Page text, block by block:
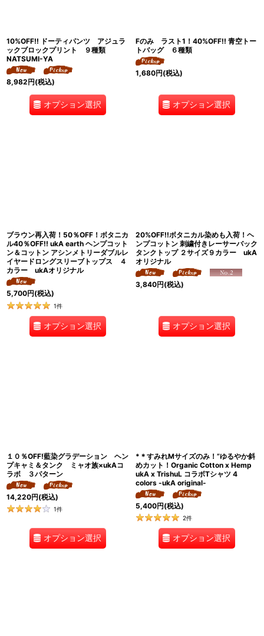
10%OFF!! ドーティパンツ アジュラ
ックブロックプリント ９種類
NATSUMI-YA
8,982円(税込)
オプション選択
Fのみ ラスト1！40%OFF!! 青空トー
トバッグ ６種類
1,680円(税込)
オプション選択
ブラウン再入荷！50％OFF！ボタニカ
ル40％OFF!! ukA earth ヘンプコット
ン＆コットン アシンメトリーダブルレ
イヤードロングスリーブトップス ４
カラー ukAオリジナル
5,700円(税込)
1件
オプション選択
20%OFF!!ボタニカル染めも入荷！ヘ
ンプコットン 刺繍付きレーサーバック
タンクトップ ２サイズ９カラー ukA
オリジナル
3,840円(税込)
オプション選択
１０％OFF!藍染グラデーション ヘン
プキャミ＆タンク ミャオ族×ukAコ
ラボ ３パターン
14,220円(税込)
1件
オプション選択
*＊すみれMサイズのみ！”ゆるやか斜
めカット！Organic Cotton x Hemp
ukA x TrishuL コラボTシャツ 4
colors -ukA original-
5,400円(税込)
2件
オプション選択